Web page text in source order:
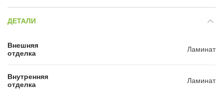
ДЕТАЛИ
Внешняя
отделка
Ламинат
Внутренняя
отделка
Ламинат